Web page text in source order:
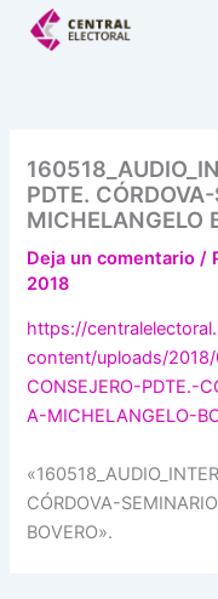
PDTE.
MICHELANGELO
Deja un comentario /
2018
https://
content/uploads/2018/
CONSEJERO-PDTE.-
A-MICHELANGELO-
CÓRDOVA-
BOVERO».